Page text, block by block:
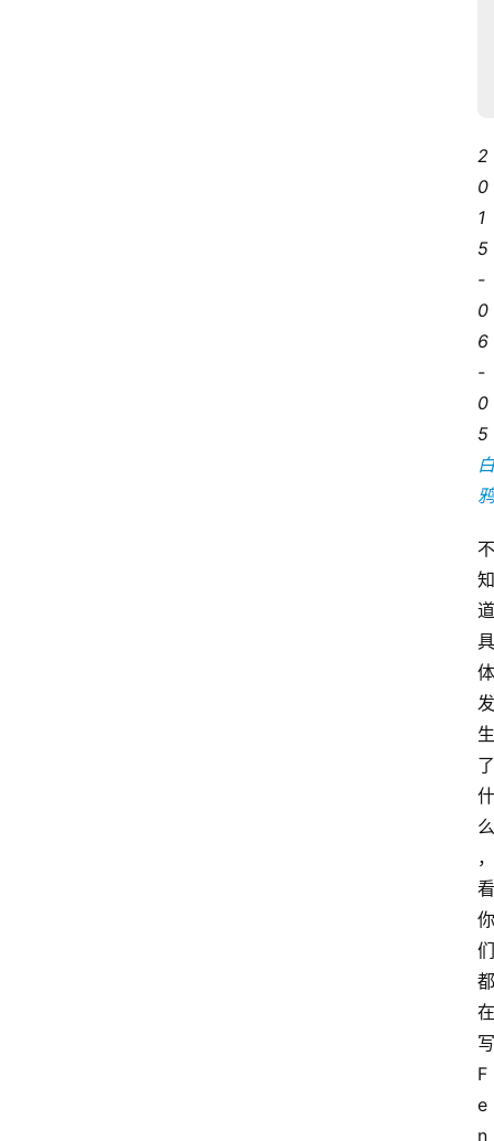
2
0
1
5
-
0
6
-
0
5
白
鸦
不
知
道
具
体
发
生
了
什
么
，
看
你
们
都
在
写
F
e
n